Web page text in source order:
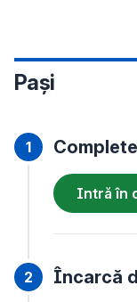
Pași
Intră în
Încarcă